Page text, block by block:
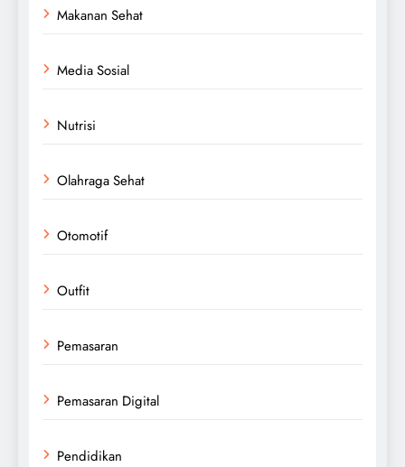
Makanan Sehat
Media Sosial
Nutrisi
Olahraga Sehat
Otomotif
Outfit
Pemasaran
Pemasaran Digital
Pendidikan